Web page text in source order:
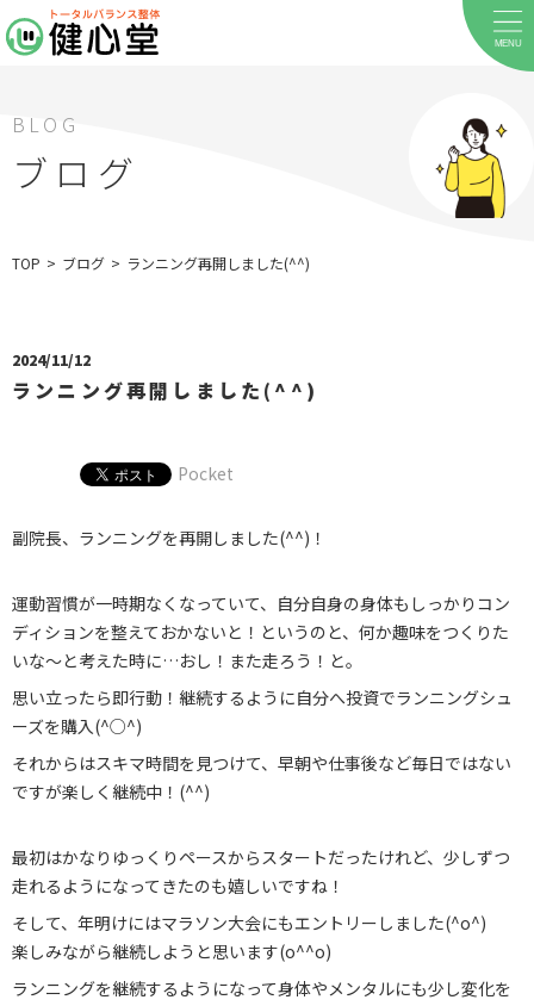
MENU
ホーム
料金メニュー
お知らせ
ブログ
お問い合わせ
029-886-8602
BLOG
ブログ
TOP > ブログ > ランニング再開しました(^^)
2024/11/12
ランニング再開しました(^^)
Pocket
副院長、ランニングを再開しました(^^)！
運動習慣が一時期なくなっていて、自分自身の身体もしっかりコン
ディションを整えておかないと！というのと、何か趣味をつくりた
いな〜と考えた時に…おし！また走ろう！と。
思い立ったら即行動！継続するように自分へ投資でランニングシュ
ーズを購入(^○^)
それからはスキマ時間を見つけて、早朝や仕事後など毎日ではない
ですが楽しく継続中！(^^)
最初はかなりゆっくりペースからスタートだったけれど、少しずつ
走れるようになってきたのも嬉しいですね！
そして、年明けにはマラソン大会にもエントリーしました(^o^)
楽しみながら継続しようと思います(o^^o)
ランニングを継続するようになって身体やメンタルにも少し変化を